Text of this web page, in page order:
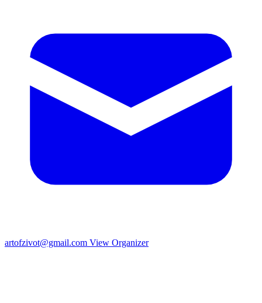
artofzivot@gmail.com View Organizer